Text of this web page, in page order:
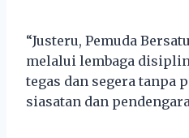
“Justeru, Pemuda
melalui lembaga
tegas dan segera tanpa
siasatan dan